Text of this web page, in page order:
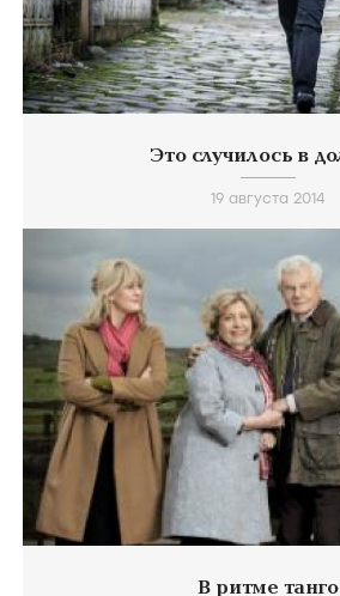
Это случилось в
19 августа 2014
В ритме танго